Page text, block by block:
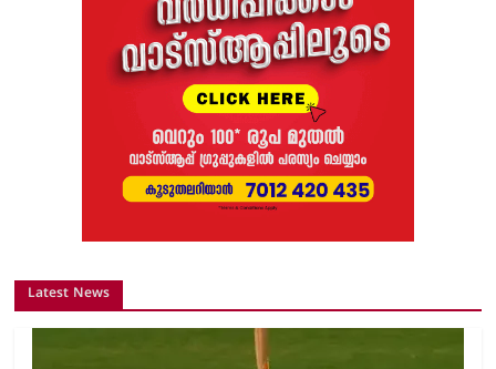
Latest News